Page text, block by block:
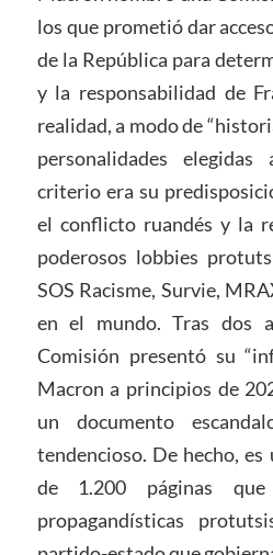
los que prometió dar
de la República para
y la responsabilidad de
realidad, a modo de
personalidades
criterio era su
el conflicto ruandés y la
poderosos lobbies
SOS Racisme, Survie,
en el mundo. Tras dos
Comisión presentó su
Macron a principios de
un documento
tendencioso. De hecho, es
de 1.200 páginas
propagandísticas